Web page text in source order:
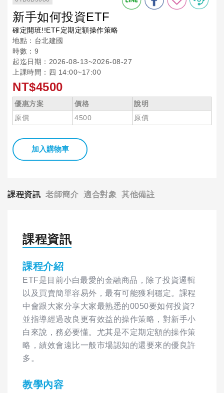
新手如何投資ETF
確定開班!!ETF定期定額操作策略
地點：台北建國
時數：9
起迄日期：2026-08-13~2026-08-27
上課時間：四 14:00~17:00
NT$4500
優惠方案 價格
說明
原價
4500 原價
加入購物車
課程資訊 老師簡介 適合對象 其他備註
課程資訊
課程介紹
ETF是目前小白最愛的金融商品，除了投資邏輯
以及買賣簡單容易外，最有可能獲利穩定。課程
中會跟大家分享大家最熟悉的0050要如何投資?
並指導經過改良更有效益的操作策略，對新手小
白來說，務必要懂。尤其是不定期定額的操作策
略，績效會遠比一般市場認知的還要來的優良許
多。
教學內容